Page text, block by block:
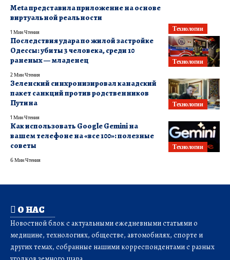
Технологии
Meta представила приложение на основе
виртуальной реальности
1 Мин Чтения
Технологии
Последствия удара по жилой застройке
Одессы: убиты 3 человека, среди 10
раненых — младенец
2 Мин Чтения
Технологии
Зеленский синхронизировал канадский
пакет санкций против родственников
Путина
1 Мин Чтения
Технологии
Как использовать Google Gemini на
вашем телефоне на «все 100»: полезные
советы
6 Мин Чтения
О НАС
Новостной блок с актуальными ежедневными статьями о
медицине, технологиях, обществе, автомобилях, спорте и
других темах, собранные нашими корреспондентами с разных